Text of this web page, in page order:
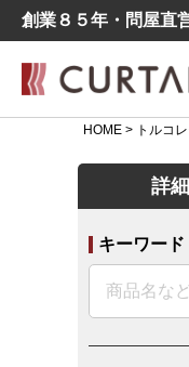
創業８５年・問屋直
シンプル
HOME トルコ
詳
キーワード